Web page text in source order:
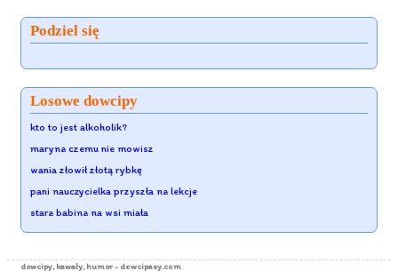
Podziel się
Losowe dowcipy
kto to jest alkoholik?
maryna czemu nie mowisz
wania złowił złotą rybkę
pani nauczycielka przyszła na lekcje
stara babina na wsi miała
dowcipy, kawały, humor - dowcipasy.com